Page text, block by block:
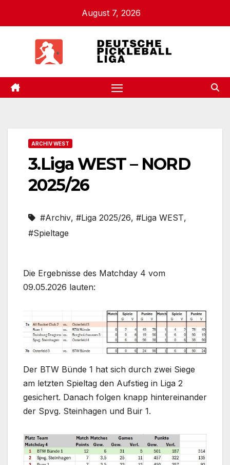
August 7, 2026
.
ARCHIV WEST
3.Liga WEST – NORD
2025/26
#Archiv, #Liga 2025/26, #Liga WEST,
#Spieltage
Die Ergebnisse des Matchday 4 vom
09.05.2026 lauten:
Der BTW Bünde 1 hat sich durch zwei Siege
am letzten Spieltag den Aufstieg in Liga 2
gesichert. Danach folgen knapp hintereinander
der Spvg. Steinhagen und Buir 1.